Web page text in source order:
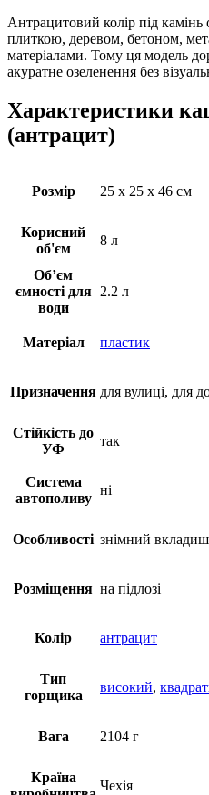
Антрацитовий колір під
плиткою, деревом, бетоном,
матеріалами. Тому ця модель
акуратне озеленення без
Характеристики
(антрацит)
Розмір 25 х 25 х 46 см
Корисний
об'єм
8 л
Об’єм
ємності для
води
2.2 л
Матеріал пластик
Призначення для вулиці, для
Стійкість до
УФ
так
Система
автополиву
ні
Особливості знімний вкладиш
Розміщення на підлозі
Колір антрацит
Тип
горщика
високий,
Вага 2104 г
Країна
Чехія